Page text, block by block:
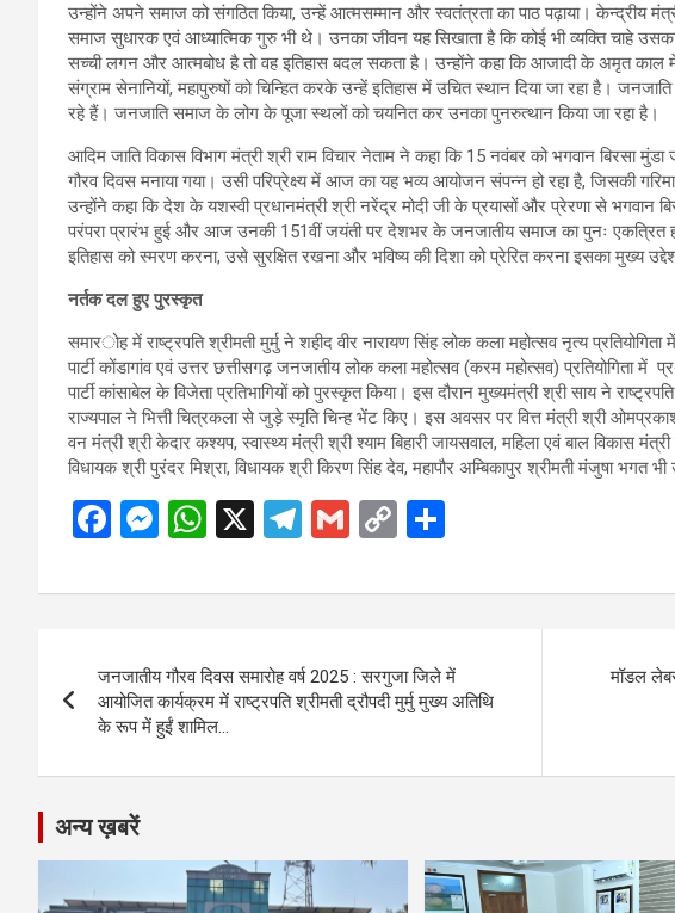
उन्होंने अपने समाज को संगठित किया, उन्हें आत्मसम्मान और स्वतंत्रता का पाठ पढ़ाया। केन्द्रीय
समाज सुधारक एवं आध्यात्मिक गुरु भी थे। उनका जीवन यह सिखाता है कि कोई भी व्यक्ति चाहे
सच्ची लगन और आत्मबोध है तो वह इतिहास बदल सकता है। उन्होंने कहा कि आजादी के अमृत
संग्राम सेनानियों, महापुरुषों को चिन्हित करके उन्हें इतिहास में उचित स्थान दिया जा रहा है।
रहे हैं। जनजाति समाज के लोग के पूजा स्थलों को चयनित कर उनका पुनरुत्थान किया जा रहा है।
आदिम जाति विकास विभाग मंत्री श्री राम विचार नेताम ने कहा कि 15 नवंबर को भगवान
गौरव दिवस मनाया गया। उसी परिप्रेक्ष्य में आज का यह भव्य आयोजन संपन्न हो रहा है, जिसकी
उन्होंने कहा कि देश के यशस्वी प्रधानमंत्री श्री नरेंद्र मोदी जी के प्रयासों और प्रेरणा से भगवान
परंपरा प्रारंभ हुई और आज उनकी 151वीं जयंती पर देशभर के जनजातीय समाज का पुनः एकत्रित
इतिहास को स्मरण करना, उसे सुरक्षित रखना और भविष्य की दिशा को प्रेरित करना इसका मुख्य
नर्तक दल हुए पुरस्कृत
समारोह में राष्ट्रपति श्रीमती मुर्मु ने शहीद वीर नारायण सिंह लोक कला महोत्सव नृत्य
पार्टी कोंडागांव एवं उत्तर छत्तीसगढ़ जनजातीय लोक कला महोत्सव (करम महोत्सव) प्रतियोगिता में
पार्टी कांसाबेल के विजेता प्रतिभागियों को पुरस्कृत किया। इस दौरान मुख्यमंत्री श्री साय ने
राज्यपाल ने भित्ती चित्रकला से जुड़े स्मृति चिन्ह भेंट किए। इस अवसर पर वित्त मंत्री श्री
वन मंत्री श्री केदार कश्यप, स्वास्थ्य मंत्री श्री श्याम बिहारी जायसवाल, महिला एवं बाल विकास मंत्री
विधायक श्री पुरंदर मिश्रा, विधायक श्री किरण सिंह देव, महापौर अम्बिकापुर श्रीमती मंजुषा भगत
F
ce
o
o
k
M
se
g
er
W
at
A
p
p
X
T
e
a
m
G
ail
C
py
n
k
ar
navigation
जनजातीय गौरव दिवस समारोह वर्ष 2025 : सरगुजा जिले में
आयोजित कार्यक्रम में राष्ट्रपति श्रीमती द्रौपदी मुर्मु मुख्य अतिथि
के रूप में हुईं शामिल…
मॉडल
अन्य ख़बरें